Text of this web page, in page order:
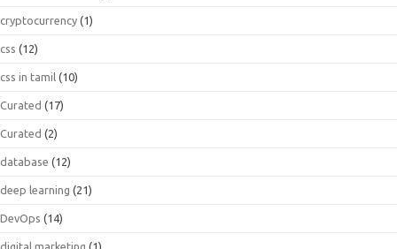
cryptocurrency (1)
css (12)
css in tamil (10)
Curated (17)
Curated (2)
database (12)
deep learning (21)
DevOps (14)
digital marketing (1)